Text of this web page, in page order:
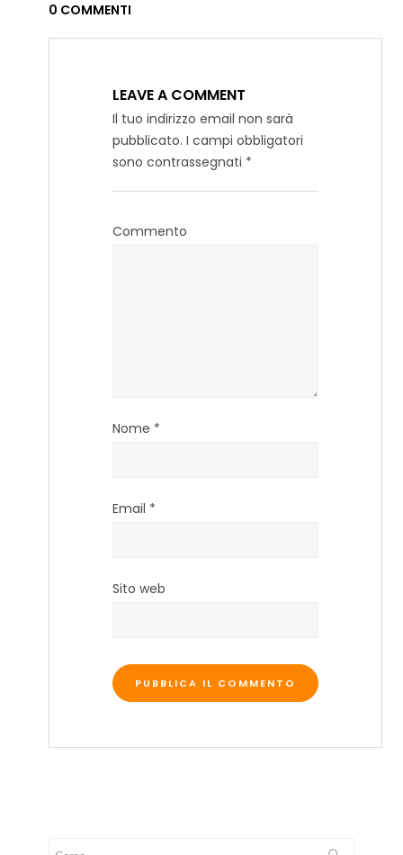
0 COMMENTI
LEAVE A COMMENT
Il tuo indirizzo email non sarà
pubblicato. I campi obbligatori
sono contrassegnati *
Commento
Nome *
Email *
Sito web